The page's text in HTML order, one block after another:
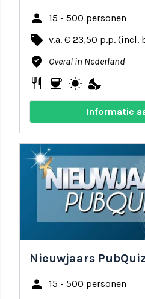
person 15 - 500 personen
local_offer v.a. € 23,50 p.p. (incl.
where_to_vote Overal in Nederland
restaurant coffee wb_sunny nights_stay
Informatie
Nieuwjaars PubQuiz
person 15 - 500 personen